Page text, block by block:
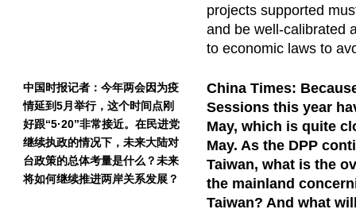
projects supported
and be well-calibrated
to economic laws to
中国时报记者：今年两会因为疫
情延到5月举行，这个时间点刚
好跟“5·20”非常接近。在民进党
继续执政的情况下，未来大陆对
台政策的总体考量是什么？未来
将如何继续推进两岸关系发展？
China Times:
Sessions this year
May, which is quite
May. As the DPP
Taiwan, what is the
the mainland
Taiwan? And what